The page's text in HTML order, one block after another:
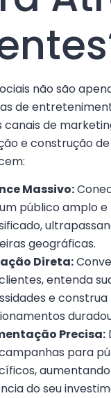
não são
de
canais de
e construção
Massivo:
público amplo e
geográficas.
Direta:
entenda
e construa
Precisa:
para
do seu